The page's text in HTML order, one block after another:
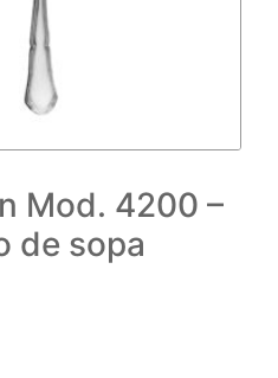
Mod. 4200 –
de sopa